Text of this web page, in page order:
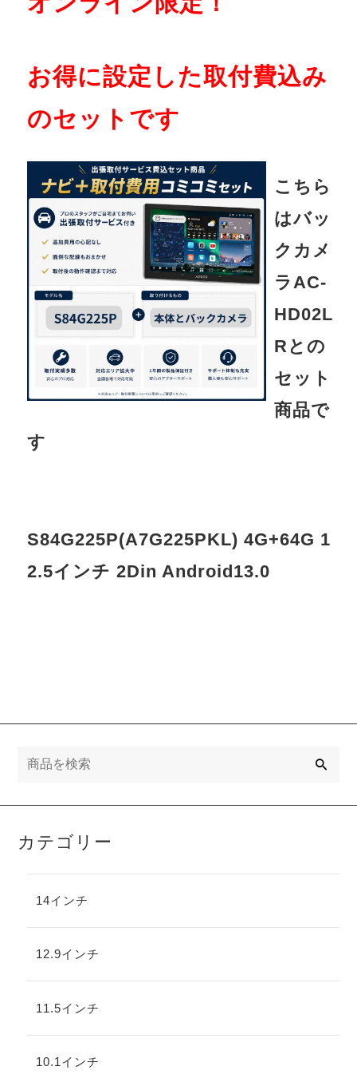
お得に設定した取付費込み
のセットです
こちら
はバッ
クカメ
ラAC-
HD02L
Rとの
セット
商品で
す
S84G225P(A7G225PKL) 4G+64G 1
2.5インチ 2Din Android13.0
カテゴリー
14インチ
12.9インチ
11.5インチ
10.1インチ